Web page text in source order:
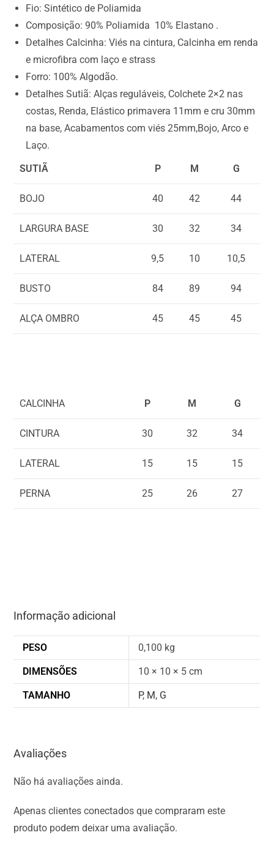
.
0
0
Fio: Sintético de Poliamida
Composição: 90% Poliamida 10% Elastano .
Detalhes Calcinha: Viés na cintura, Calcinha em renda
e microfibra com laço e strass
Forro: 100% Algodão.
Detalhes Sutiã: Alças reguláveis, Colchete 2×2 nas
costas, Renda, Elástico primavera 11mm e cru 30mm
na base, Acabamentos com viés 25mm,Bojo, Arco e
Laço.
SUTIÃ
P M G
BOJO 40 42 44
LARGURA BASE 30 32 34
LATERAL 9,5 10 10,5
BUSTO 84 89 94
ALÇA OMBRO 45 45 45
CALCINHA P M G
CINTURA 30 32 34
LATERAL 15 15 15
PERNA 25 26 27
Informação adicional
PESO 0,100 kg
DIMENSÕES 10 × 10 × 5 cm
TAMANHO P, M, G
Avaliações
Não há avaliações ainda.
Apenas clientes conectados que compraram este
produto podem deixar uma avaliação.